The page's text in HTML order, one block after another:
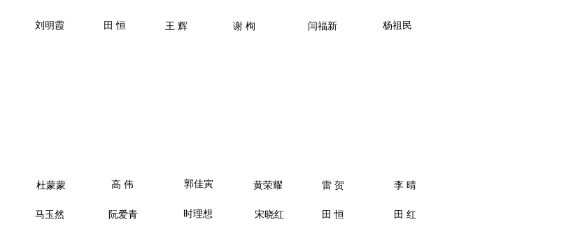
闫福新
郭佳寅 雷 贺 李 晴
杜蒙蒙
宋晓红 田 恒 田 红
马玉然
谢 栒
高 伟
王 辉
刘明霞
时理想
阮爱青
黄荣耀
杨祖民
田 恒